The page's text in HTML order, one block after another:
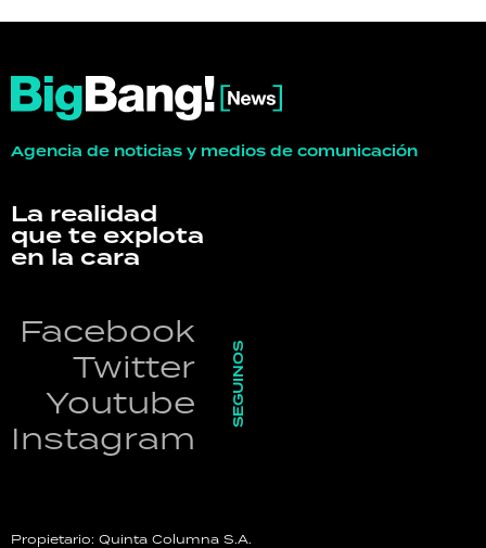
Agencia de noticias y medios de comunicación
La realidad
que te explota
en la cara
Facebook
Twitter
Youtube
Instagram
SEGUINOS
Propietario: Quinta Columna S.A.